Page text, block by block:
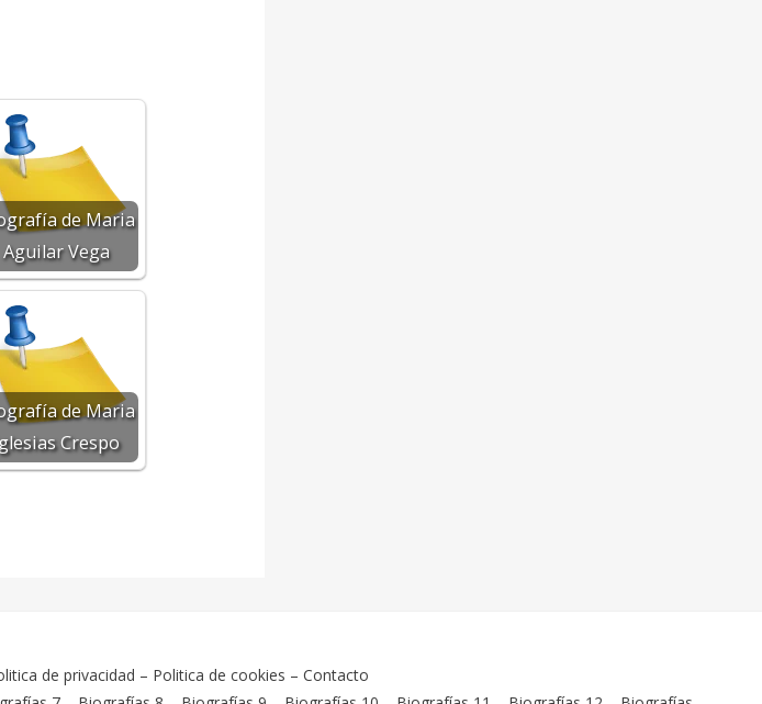
de Maria
Aguilar Vega
de Maria
Crespo
de privacidad – Politica de cookies – Contacto